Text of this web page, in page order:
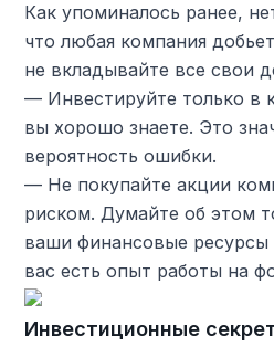
Как упоминалось ранее,
что любая компания
не вкладывайте все свои
— Инвестируйте только в
вы хорошо знаете. Это
вероятность ошибки.
— Не покупайте акции
риском. Думайте об этом
ваши финансовые ресурсы
вас есть опыт работы на
Инвестиционные